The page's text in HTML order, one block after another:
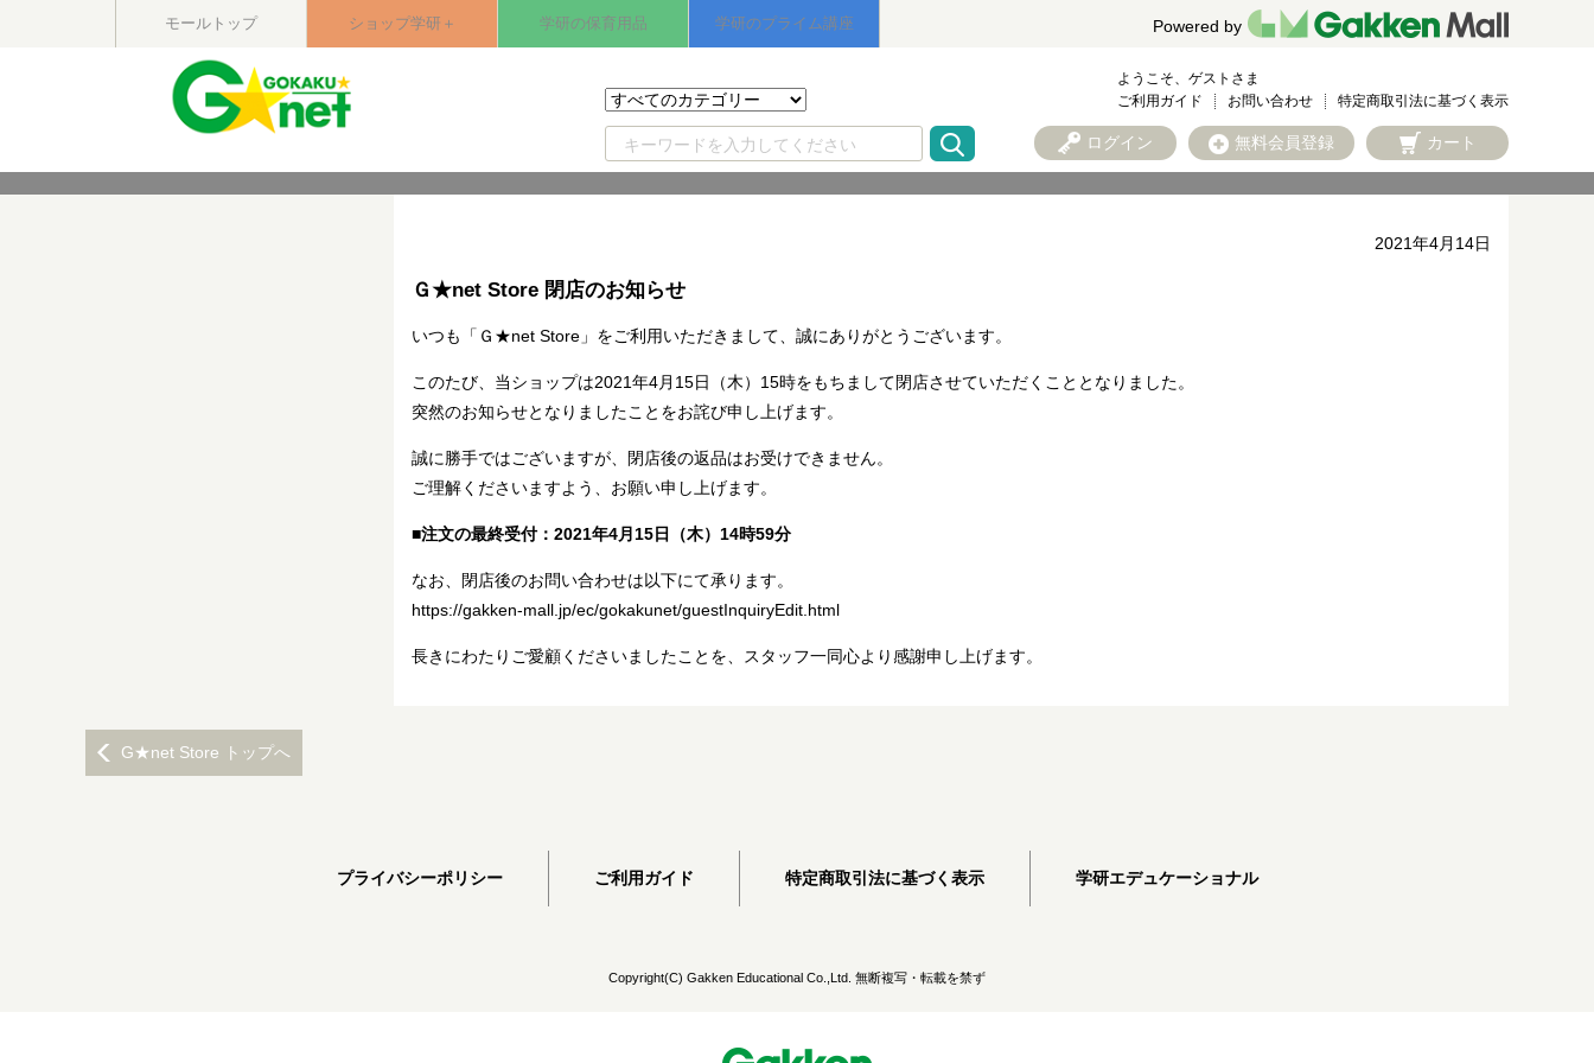
モールトップ ショップ学研＋ 学研の保育用品 学研のプライム講座 Powered by
ようこそ、ゲストさま
ご利用ガイド
お問い合わせ 特定商取引法に基づく表示
ログイン 無料会員登録 カート
2021年4月14日
Ｇ★net Store 閉店のお知らせ
いつも「Ｇ★net Store」をご利用いただきまして、誠にありがとうございます。
このたび、当ショップは2021年4月15日（木）15時をもちまして閉店させていただくこととなりました。
突然のお知らせとなりましたことをお詫び申し上げます。
誠に勝手ではございますが、閉店後の返品はお受けできません。
ご理解くださいますよう、お願い申し上げます。
■注文の最終受付：2021年4月15日（木）14時59分
なお、閉店後のお問い合わせは以下にて承ります。
https://gakken-mall.jp/ec/gokakunet/guestInquiryEdit.html
長きにわたりご愛顧くださいましたことを、スタッフ一同心より感謝申し上げます。
G★net Store トップへ
プライバシーポリシー ご利用ガイド 特定商取引法に基づく表示 学研エデュケーショナル
Copyright(C) Gakken Educational Co.,Ltd. 無断複写・転載を禁ず